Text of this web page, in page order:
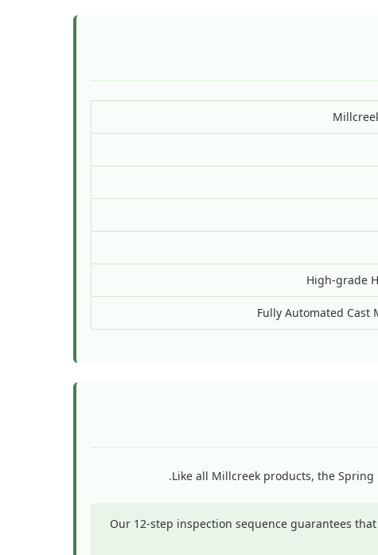
High-grade
Fully Automated
Like all Millcreek products, the
.
Our 12-step inspection sequence guarantees